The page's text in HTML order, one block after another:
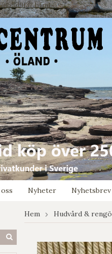
Nyheter Nyhetsbrev
Hem Hudvård &